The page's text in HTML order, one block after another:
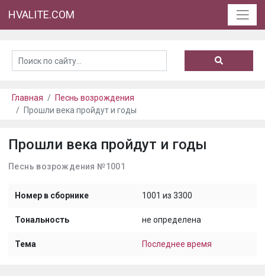
HVALITE.COM
Главная
Песнь возрождения
Прошли века пройдут и годы
Прошли века пройдут и годы
Песнь возрождения №1001
Номер в сборнике 1001 из 3300
Тональность не определена
Тема Последнее время